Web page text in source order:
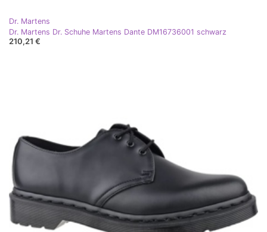
Dr. Martens
Dr. Martens Dr. Schuhe Martens Dante DM16736001 schwarz
210,21 €